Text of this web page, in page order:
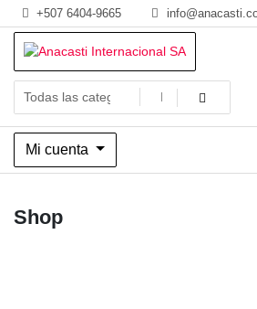
Saltar
al
contenido
+507 6404-9665
Anacasti
Ventas de productos al por mayor de
navidad, religioso y adornos
Mi cuenta
Shop